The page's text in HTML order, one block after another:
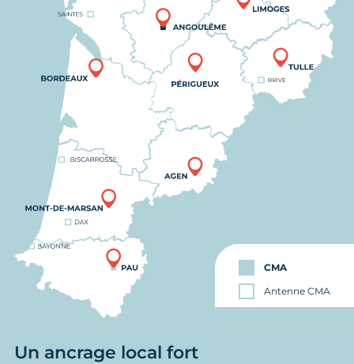
CMA
Antenne CMA
Un ancrage local fort